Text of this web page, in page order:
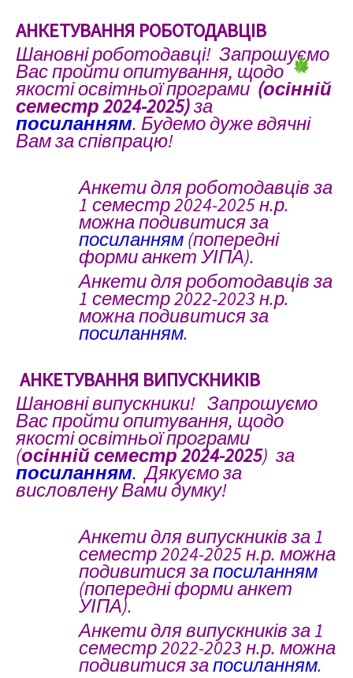
АНКЕТУВАННЯ РОБОТОДАВЦІВ
Шановні роботодавці! Запрошуємо
Вас пройти опитування, щодо
якості освітньої програми (осінній
семестр 2024-2025)за
посиланням. Будемо дуже вдячні
Вам за співпрацю!
Анкети для роботодавців за
1 семестр2024-2025 н.р.
можна подивитися за
посиланням(попередні
форми анкет УІПА).
Анкети для роботодавців за
1 семестр2022-2023 н.р.
можна подивитися за
посиланням.
АНКЕТУВАННЯ ВИПУСКНИКІВ
Шановні випускники! Запрошуємо
Вас пройти опитування, щодо
якості освітньої програми
(осінній семестр 2024-2025) за
посиланням. Дякуємо за
висловлену Вами думку!
Анкети для випускників за1
семестр2024-2025 н.р. можна
подивитися запосиланням
(попередні форми анкет
УІПА).
Анкети для випускників за1
семестр2022-2023 н.р. можна
подивитися запосиланням.